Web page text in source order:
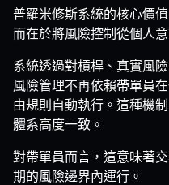
普羅米修斯系統的核心價
而在於將風險控制從個人
系統透過對槓桿、真實風
風險管理不再依賴帶單員
由規則自動執行。這種機
體系高度一致。
對帶單員而言，這意味著
期的風險邊界內運行。